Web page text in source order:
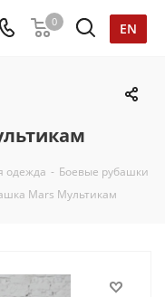
EN
0
одежда - Боевые рубашки
Mars Мультикам